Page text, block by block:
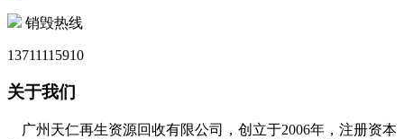
销毁热线
13711115910
关于我们
广州天仁再生资源回收有限公司，创立于2006年，注册资本